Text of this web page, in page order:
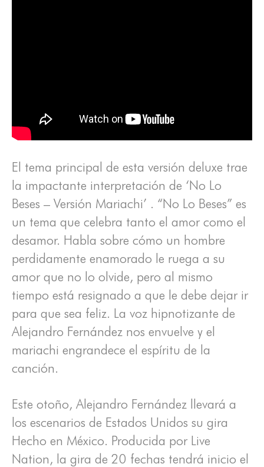
El tema principal de esta versión deluxe trae
la impactante interpretación de ‘No Lo
Beses – Versión Mariachi’ . “No Lo Beses” es
un tema que celebra tanto el amor como el
desamor. Habla sobre cómo un hombre
perdidamente enamorado le ruega a su
amor que no lo olvide, pero al mismo
tiempo está resignado a que le debe dejar ir
para que sea feliz. La voz hipnotizante de
Alejandro Fernández nos envuelve y el
mariachi engrandece el espíritu de la
canción.
Este otoño, Alejandro Fernández llevará a
los escenarios de Estados Unidos su gira
Hecho en México. Producida por Live
Nation, la gira de 20 fechas tendrá inicio el